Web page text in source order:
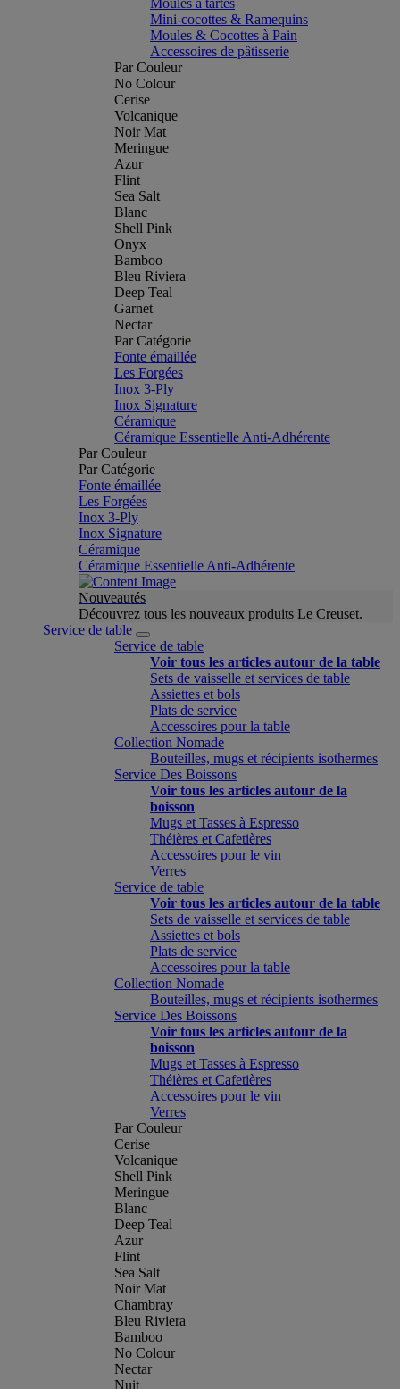
Moules à tartes
Mini-cocottes & Ramequins
Moules & Cocottes à Pain
Accessoires de pâtisserie
Par Couleur
No Colour
Cerise
Volcanique
Noir Mat
Meringue
Azur
Flint
Sea Salt
Blanc
Shell Pink
Onyx
Bamboo
Bleu Riviera
Deep Teal
Garnet
Nectar
Par Catégorie
Fonte émaillée
Les Forgées
Inox 3-Ply
Inox Signature
Céramique
Céramique Essentielle Anti-Adhérente
Par Couleur
Par Catégorie
Fonte émaillée
Les Forgées
Inox 3-Ply
Inox Signature
Céramique
Céramique Essentielle Anti-Adhérente
Nouveautés
Découvrez tous les nouveaux produits Le Creuset.
Service de table
Service de table
Voir tous les articles autour de la table
Sets de vaisselle et services de table
Assiettes et bols
Plats de service
Accessoires pour la table
Collection Nomade
Bouteilles, mugs et récipients isothermes
Service Des Boissons
Voir tous les articles autour de la
boisson
Mugs et Tasses à Espresso
Théières et Cafetières
Accessoires pour le vin
Verres
Service de table
Voir tous les articles autour de la table
Sets de vaisselle et services de table
Assiettes et bols
Plats de service
Accessoires pour la table
Collection Nomade
Bouteilles, mugs et récipients isothermes
Service Des Boissons
Voir tous les articles autour de la
boisson
Mugs et Tasses à Espresso
Théières et Cafetières
Accessoires pour le vin
Verres
Par Couleur
Cerise
Volcanique
Shell Pink
Meringue
Blanc
Deep Teal
Azur
Flint
Sea Salt
Noir Mat
Chambray
Bleu Riviera
Bamboo
No Colour
Nectar
Nuit